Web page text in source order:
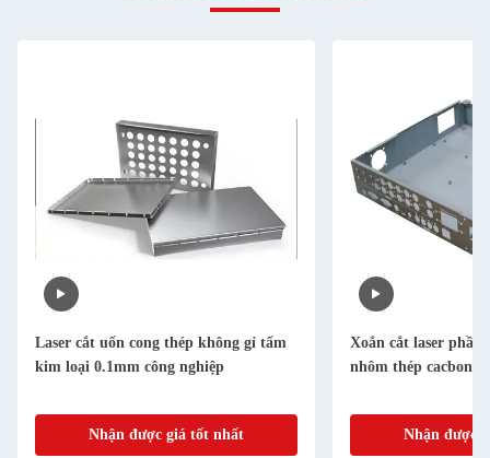
Laser cắt uốn cong thép không gỉ tấm
kim loại 0.1mm công nghiệp
Nhận được giá tốt nhất
Xoắn cắt laser phần
nhôm thép cacbon
Nhận được